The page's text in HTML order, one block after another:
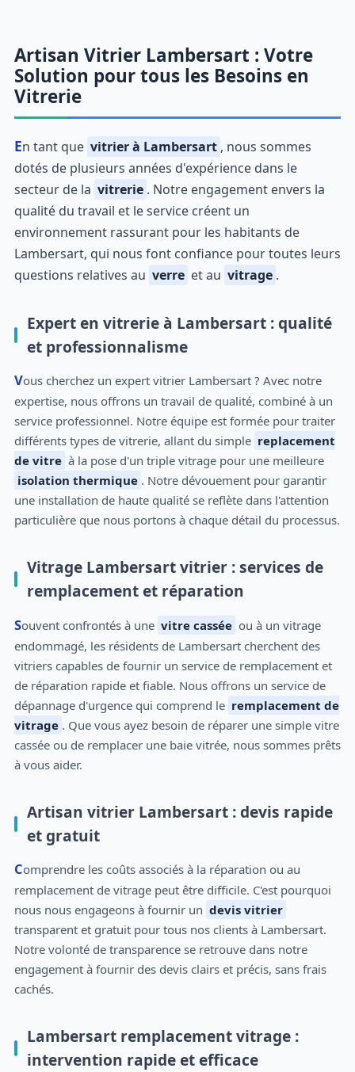
Artisan Vitrier Lambersart : Votre
Solution pour tous les Besoins en
Vitrerie
En tant que vitrier à Lambersart , nous sommes
dotés de plusieurs années d'expérience dans le
secteur de la vitrerie . Notre engagement envers la
qualité du travail et le service créent un
environnement rassurant pour les habitants de
Lambersart, qui nous font confiance pour toutes leurs
questions relatives au verre et au vitrage .
Expert en vitrerie à Lambersart : qualité
et professionnalisme
Vous cherchez un expert vitrier Lambersart ? Avec notre
expertise, nous offrons un travail de qualité, combiné à un
service professionnel. Notre équipe est formée pour traiter
différents types de vitrerie, allant du simple replacement
de vitre à la pose d'un triple vitrage pour une meilleure
isolation thermique . Notre dévouement pour garantir
une installation de haute qualité se reflète dans l'attention
particulière que nous portons à chaque détail du processus.
Vitrage Lambersart vitrier : services de
remplacement et réparation
Souvent confrontés à une vitre cassée ou à un vitrage
endommagé, les résidents de Lambersart cherchent des
vitriers capables de fournir un service de remplacement et
de réparation rapide et fiable. Nous offrons un service de
dépannage d'urgence qui comprend le remplacement de
vitrage . Que vous ayez besoin de réparer une simple vitre
cassée ou de remplacer une baie vitrée, nous sommes prêts
à vous aider.
Artisan vitrier Lambersart : devis rapide
et gratuit
Comprendre les coûts associés à la réparation ou au
remplacement de vitrage peut être difficile. C'est pourquoi
nous nous engageons à fournir un devis vitrier
transparent et gratuit pour tous nos clients à Lambersart.
Notre volonté de transparence se retrouve dans notre
engagement à fournir des devis clairs et précis, sans frais
cachés.
Lambersart remplacement vitrage :
intervention rapide et efficace